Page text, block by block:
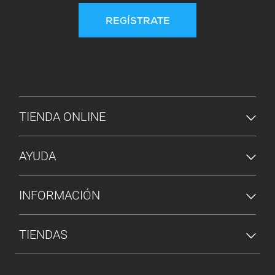
REGÍSTRATE
MENÚ DE PIE DE PÁGINA
TIENDA ONLINE
AYUDA
INFORMACIÓN
TIENDAS